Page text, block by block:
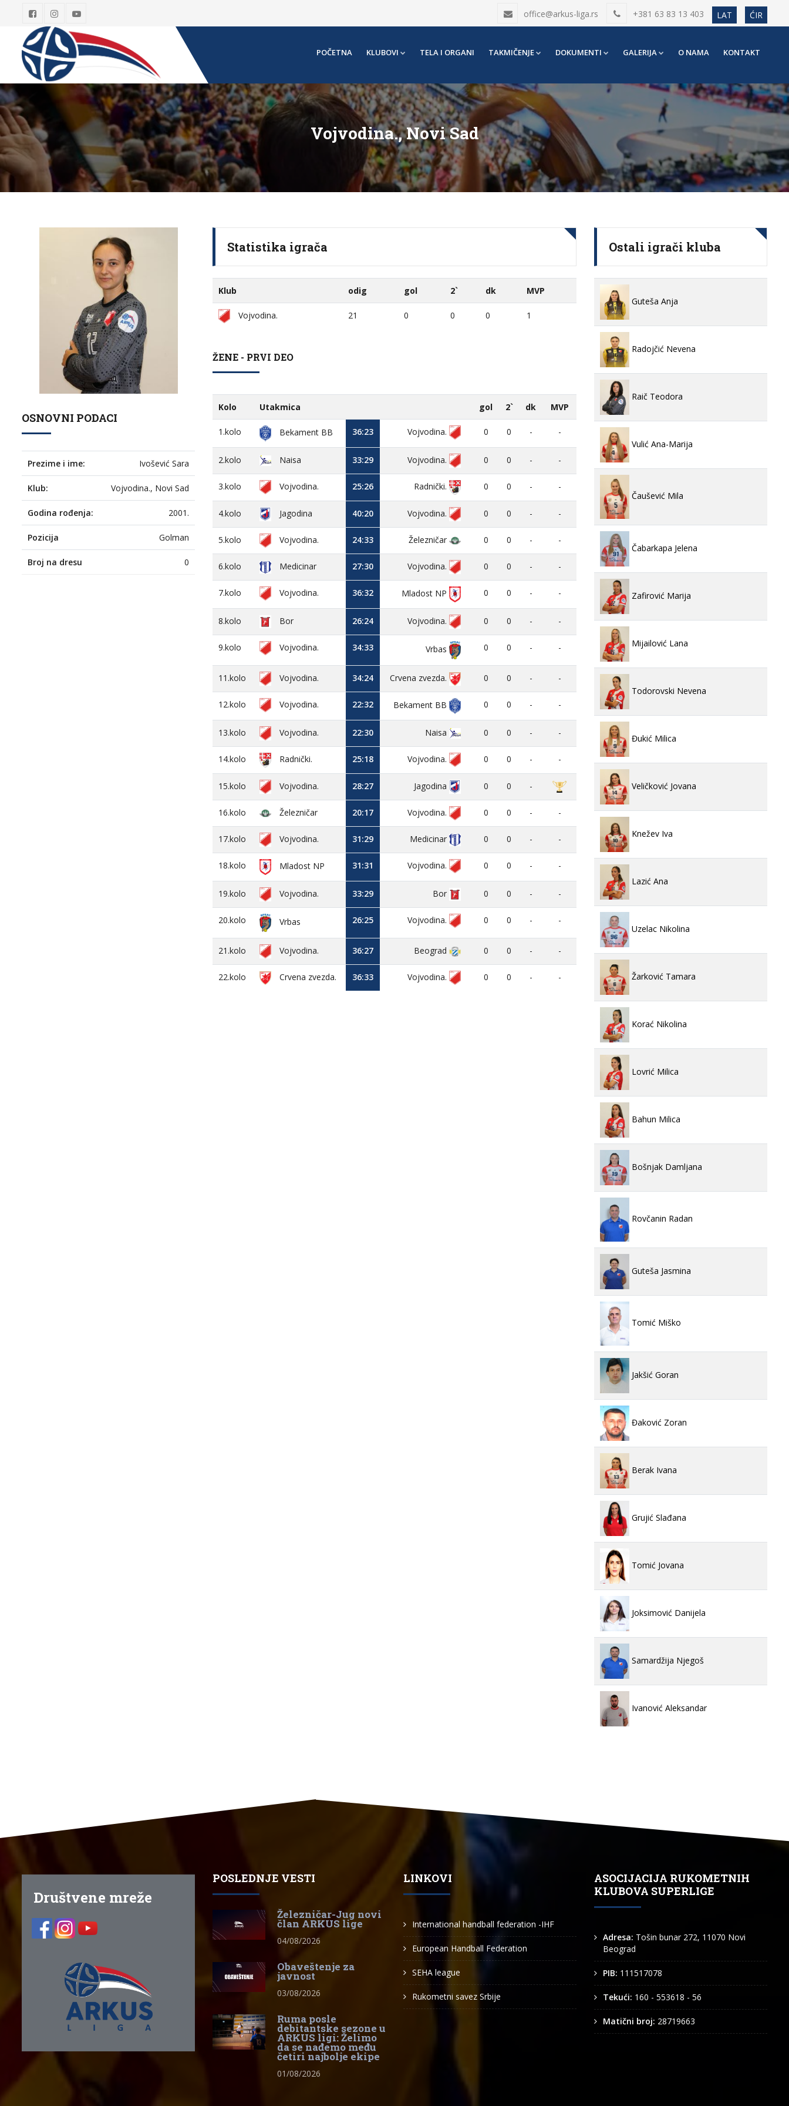
office@arkus-liga.rs +381 63 83 13 403 LAT ĆIR
POČETNA KLUBOVI TELA I ORGANI TAKMIČENJE DOKUMENTI GALERIJA O NAMA KONTAKT
Vojvodina., Novi Sad
OSNOVNI PODACI
Prezime i ime: Ivošević Sara
Klub: Vojvodina., Novi Sad
Godina rođenja: 2001.
Pozicija Golman
Broj na dresu 0
Statistika igrača
Klub odig gol 2` dk MVP
Vojvodina. 21 0 0 0 1
ŽENE - PRVI DEO
Kolo Utakmica gol 2` dk MVP
1.kolo Bekament BB 36:23 Vojvodina. 0 0 - -
2.kolo Naisa 33:29 Vojvodina. 0 0 - -
3.kolo Vojvodina. 25:26 Radnički. 0 0 - -
4.kolo Jagodina 40:20 Vojvodina. 0 0 - -
5.kolo Vojvodina. 24:33 Železničar 0 0 - -
6.kolo Medicinar 27:30 Vojvodina. 0 0 - -
7.kolo Vojvodina. 36:32 Mladost NP 0 0 - -
8.kolo Bor 26:24 Vojvodina. 0 0 - -
9.kolo Vojvodina. 34:33 Vrbas 0 0 - -
11.kolo Vojvodina. 34:24 Crvena zvezda. 0 0 - -
12.kolo Vojvodina. 22:32 Bekament BB 0 0 - -
13.kolo Vojvodina. 22:30 Naisa 0 0 - -
14.kolo Radnički. 25:18 Vojvodina. 0 0 - -
15.kolo Vojvodina. 28:27 Jagodina 0 0 -
16.kolo Železničar 20:17 Vojvodina. 0 0 - -
17.kolo Vojvodina. 31:29 Medicinar 0 0 - -
18.kolo Mladost NP 31:31 Vojvodina. 0 0 - -
19.kolo Vojvodina. 33:29 Bor 0 0 - -
20.kolo Vrbas 26:25 Vojvodina. 0 0 - -
21.kolo Vojvodina. 36:27 Beograd 0 0 - -
22.kolo Crvena zvezda. 36:33 Vojvodina. 0 0 - -
Ostali igrači kluba
Guteša Anja
Radojčić Nevena
Raič Teodora
Vulić Ana-Marija
Čaušević Mila
Čabarkapa Jelena
Zafirović Marija
Mijailović Lana
Todorovski Nevena
Đukić Milica
Veličković Jovana
Knežev Iva
Lazić Ana
Uzelac Nikolina
Žarković Tamara
Korać Nikolina
Lovrić Milica
Bahun Milica
Bošnjak Damljana
Rovčanin Radan
Guteša Jasmina
Tomić Miško
Jakšić Goran
Đaković Zoran
Berak Ivana
Grujić Slađana
Tomić Jovana
Joksimović Danijela
Samardžija Njegoš
Ivanović Aleksandar
Društvene mreže
POSLEDNJE VESTI
Železničar-Jug novi
član ARKUS lige
04/08/2026
Obaveštenje za
javnost
03/08/2026
Ruma posle
debitantske sezone u
ARKUS ligi: Želimo
da se nađemo među
četiri najbolje ekipe
01/08/2026
LINKOVI
International handball federation -IHF
European Handball Federation
SEHA league
Rukometni savez Srbije
ASOCIJACIJA RUKOMETNIH
KLUBOVA SUPERLIGE
Adresa: Tošin bunar 272, 11070 Novi
Beograd
PIB: 111517078
Tekući: 160 - 553618 - 56
Matični broj: 28719663